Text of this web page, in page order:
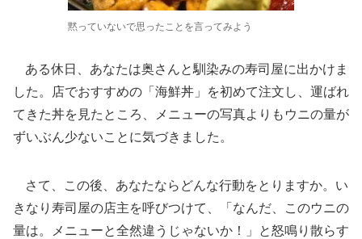
黙っていないで思ったことを言ってみよう
ある休日、あなたは奥さんと馴染みの寿司屋に出かけま
した。店でおすすめの「海鮮丼」を初めて注文し、運ばれ
てきた丼を見たところ、メニューの写真よりもウニの量が
ずいぶん少ないことに気づきました。
さて、この後、あなたならどんな行動をとりますか。い
きなり寿司屋の店主を呼びつけて、「なんだ、このウニの
量は。メニューと全然違うじゃないか！」と怒鳴り散らす